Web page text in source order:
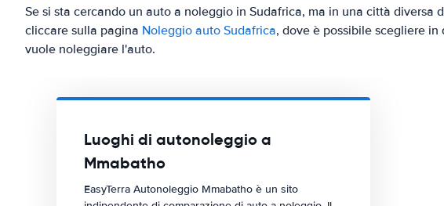
Se si sta cercando un auto a noleggio in Sudafrica, ma in una città diversa
cliccare sulla pagina Noleggio auto Sudafrica, dove è possibile scegliere
vuole noleggiare l'auto.
Luoghi di autonoleggio a
Mmabatho
EasyTerra Autonoleggio Mmabatho è un sito